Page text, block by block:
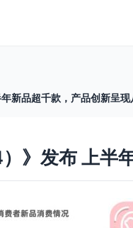
新品超千款，产品创新呈
》发布 上半